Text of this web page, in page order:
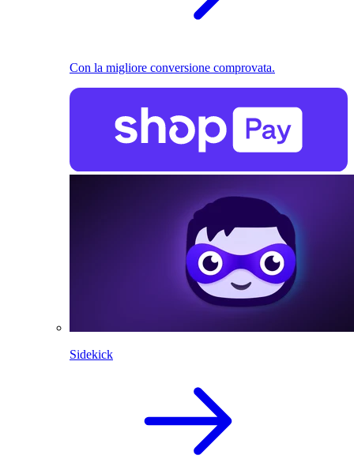
Con la migliore conversione comprovata.
Sidekick